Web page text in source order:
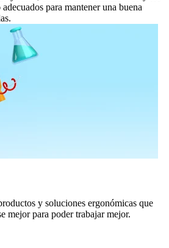
para mantener una buena
y soluciones ergonómicas que
mejor para poder trabajar mejor.